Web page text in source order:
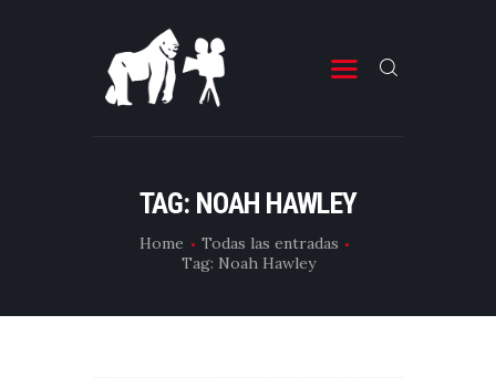
TAG: NOAH HAWLEY
Home
Todas las entradas
Tag: Noah Hawley
ESTRENOS DE TELEVISIÓN
CRÍTICAS
ARTÍCULOS
ESPECIALES